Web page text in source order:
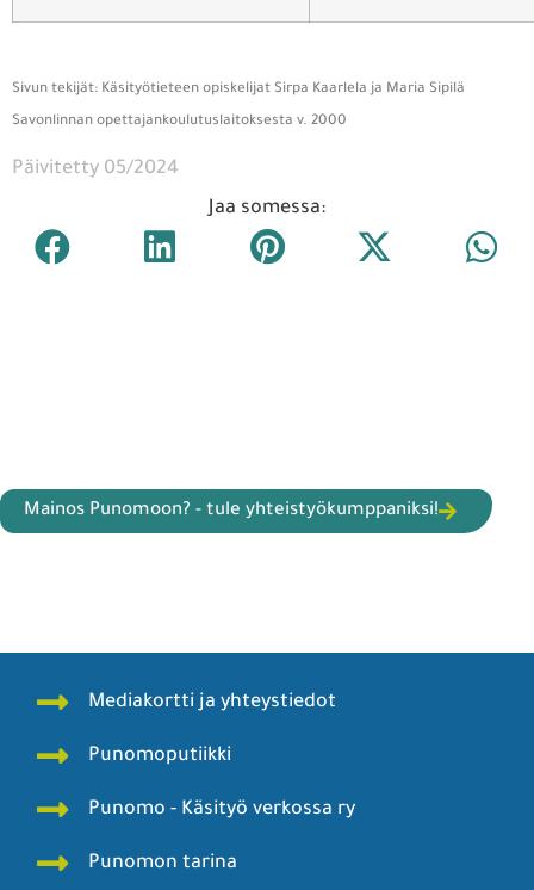
Sivun tekijät: Käsityötieteen opiskelijat Sirpa Kaarlela ja Maria Sipilä
Savonlinnan opettajankoulutuslaitoksesta v. 2000
Päivitetty 05/2024
Jaa somessa:
Mainos Punomoon? - tule yhteistyökumppaniksi!
Mediakortti ja yhteystiedot
Punomoputiikki
Punomo - Käsityö verkossa ry
Punomon tarina